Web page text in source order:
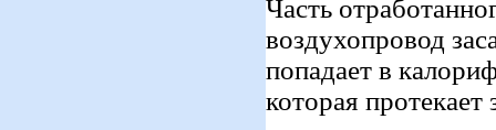
Часть
воздухопровод
попадает в
которая